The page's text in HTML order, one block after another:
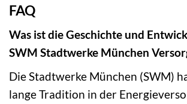
FAQ
Was ist die Geschichte und
SWM Stadtwerke München
Die Stadtwerke München (SWM)
lange Tradition in der